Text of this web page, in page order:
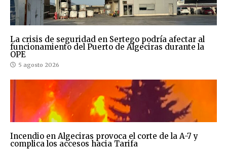
La crisis de seguridad en Sertego podría afectar al
funcionamiento del Puerto de Algeciras durante la
OPE
5 agosto 2026
Incendio en Algeciras provoca el corte de la A-7 y
complica los accesos hacia Tarifa